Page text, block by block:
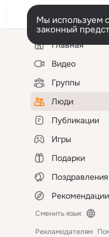
Мы используем
законный
Левая
колонкаГлавная
Видео
Группы
Люди
Публикации
Игры
Подарки
Поздравления
Рекомендации
Сменить язык
Рекламодателям